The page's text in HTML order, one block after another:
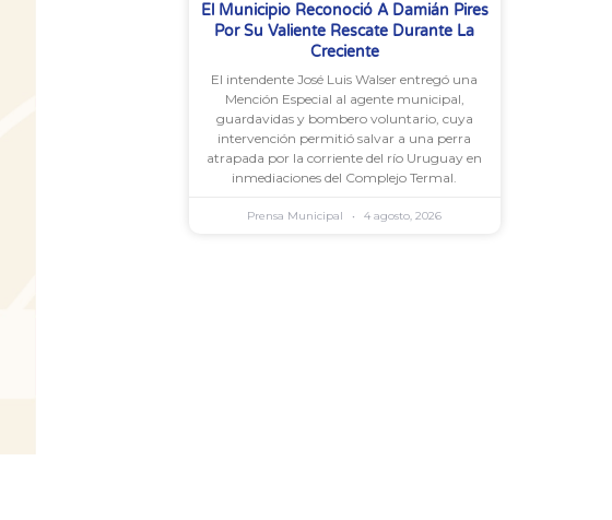
El Municipio Reconoció A Damián Pires
Por Su Valiente Rescate Durante La
Creciente
El intendente José Luis Walser entregó una
Mención Especial al agente municipal,
guardavidas y bombero voluntario, cuya
intervención permitió salvar a una perra
atrapada por la corriente del río Uruguay en
inmediaciones del Complejo Termal.
Prensa Municipal 4 agosto, 2026